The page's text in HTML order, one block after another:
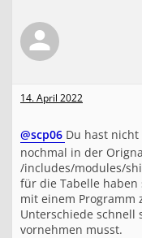
14. April 2022
@scp06 Du hast nicht
nochmal in der
/includes/modules/
für die Tabelle haben
mit einem Programm
Unterschiede schnell
vornehmen musst.